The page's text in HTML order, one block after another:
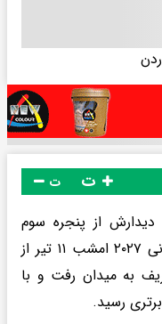
ت
از پنجره سوم
رقابت‌های بسکتبال انتخابی جام جهانی ۲۰۲۷ امشب ۱۱ تیر از
حریف به میدان رفت و با